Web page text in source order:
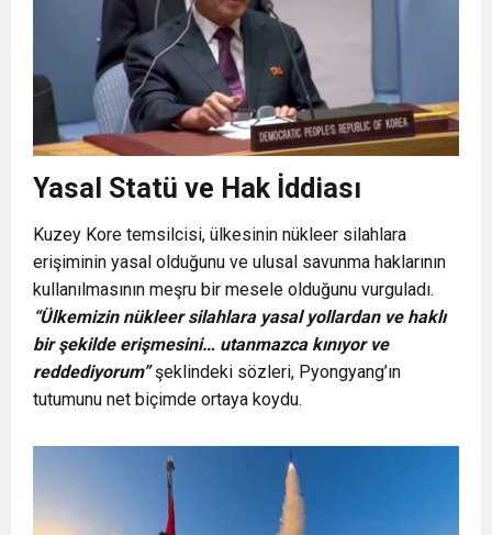
Yasal Statü ve Hak İddiası
Kuzey Kore temsilcisi, ülkesinin nükleer silahlara
erişiminin yasal olduğunu ve ulusal savunma haklarının
kullanılmasının meşru bir mesele olduğunu vurguladı.
“Ülkemizin nükleer silahlara yasal yollardan ve haklı
bir şekilde erişmesini… utanmazca kınıyor ve
reddediyorum”şeklindeki sözleri, Pyongyang’ın
tutumunu net biçimde ortaya koydu.